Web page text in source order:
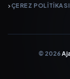
ÇEREZ POLITIKASI
© 2026